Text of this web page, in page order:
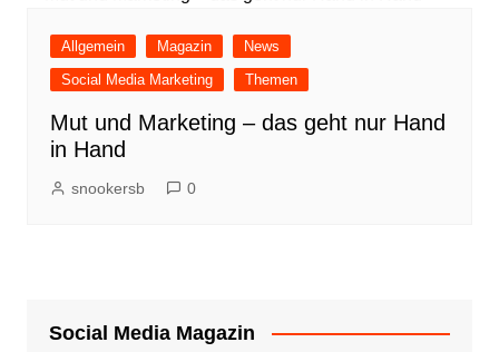
Allgemein Magazin
News
Social Media Marketing
Themen
Mut und Marketing – das geht nur Hand
in Hand
snookersb 0
Social Media Magazin